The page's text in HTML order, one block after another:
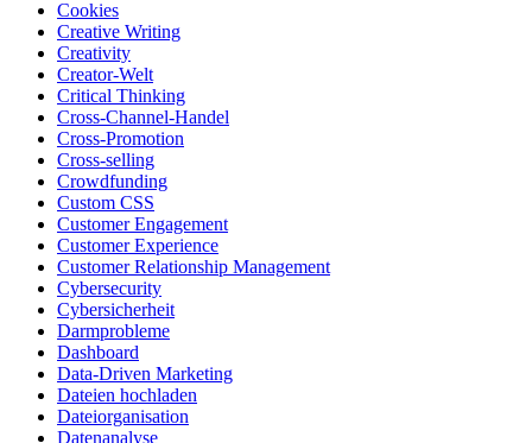
Cookies
Creative Writing
Creativity
Creator-Welt
Critical Thinking
Cross-Channel-Handel
Cross-Promotion
Cross-selling
Crowdfunding
Custom CSS
Customer Engagement
Customer Experience
Customer Relationship Management
Cybersecurity
Cybersicherheit
Darmprobleme
Dashboard
Data-Driven Marketing
Dateien hochladen
Dateiorganisation
Datenanalyse